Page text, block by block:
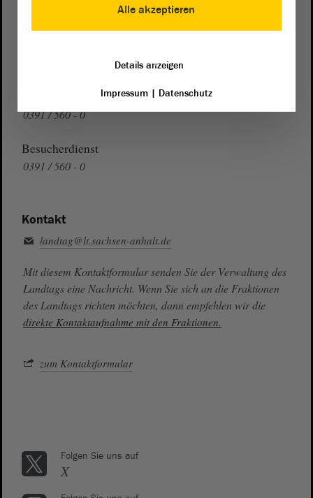
0391 / 560 - 1123
Presse- und Öffentlichkeitsarbeit
0391 / 560 - 0
Besucherdienst
0391 / 560 - 0
Kontakt
landtag@lt.sachsen-anhalt.de
Mit diesem Kontaktformular senden Sie der Verwaltung des
Landtags eine Nachricht. Wenn Sie sich an die Fraktionen
des Landtags richten möchten, dann empfehlen wir die
direkte Kontaktaufnahme mit den Fraktionen.
zum Kontaktformular
Folgen Sie uns auf
X
Alle akzeptieren
Details anzeigen
Impressum| Datenschutz